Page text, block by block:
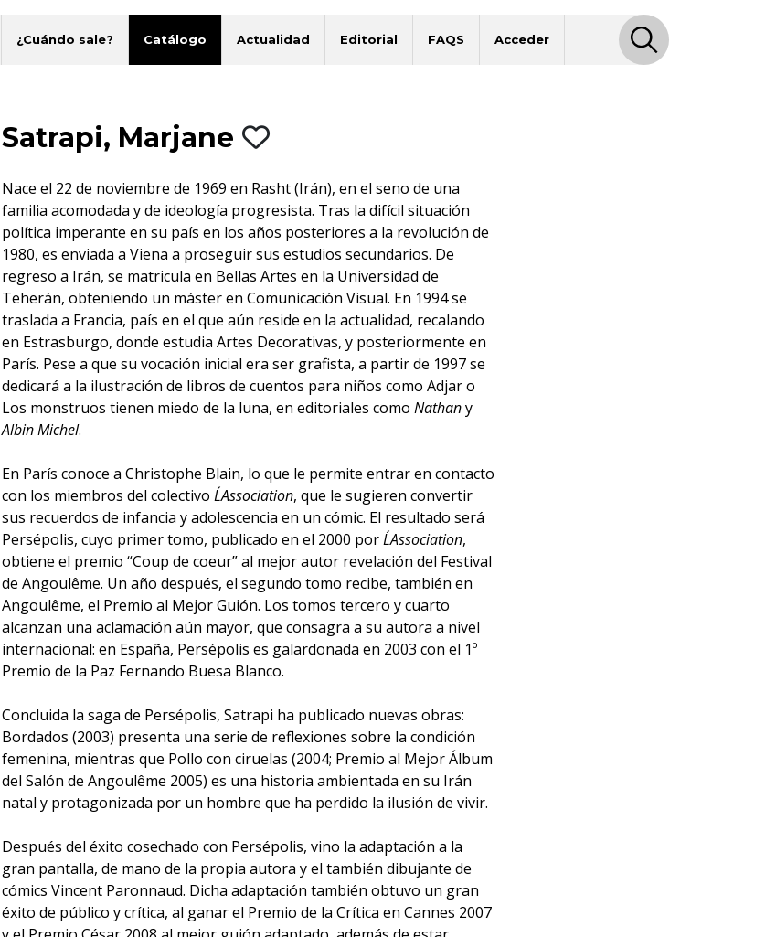
¿Cuándo sale? Catálogo Actualidad Editorial FAQS Acceder
Satrapi, Marjane
Nace el 22 de noviembre de 1969 en Rasht (Irán), en el seno de una
familia acomodada y de ideología progresista. Tras la difícil situación
política imperante en su país en los años posteriores a la revolución de
1980, es enviada a Viena a proseguir sus estudios secundarios. De
regreso a Irán, se matricula en Bellas Artes en la Universidad de
Teherán, obteniendo un máster en Comunicación Visual. En 1994 se
traslada a Francia, país en el que aún reside en la actualidad, recalando
en Estrasburgo, donde estudia Artes Decorativas, y posteriormente en
París. Pese a que su vocación inicial era ser grafista, a partir de 1997 se
dedicará a la ilustración de libros de cuentos para niños como Adjar o
Los monstruos tienen miedo de la luna, en editoriales como Nathany
Albin Michel.
En París conoce a Christophe Blain, lo que le permite entrar en contacto
con los miembros del colectivo L´Association, que le sugieren convertir
sus recuerdos de infancia y adolescencia en un cómic. El resultado será
Persépolis, cuyo primer tomo, publicado en el 2000 porL´Association,
obtiene el premio “Coup de coeur” al mejor autor revelación del Festival
de Angoulême. Un año después, el segundo tomo recibe, también en
Angoulême, el Premio al Mejor Guión. Los tomos tercero y cuarto
alcanzan una aclamación aún mayor, que consagra a su autora a nivel
internacional: en España, Persépolis es galardonada en 2003 con el 1º
Premio de la Paz Fernando Buesa Blanco.
Concluida la saga de Persépolis, Satrapi ha publicado nuevas obras:
Bordados (2003) presenta una serie de reflexiones sobre la condición
femenina, mientras que Pollo con ciruelas (2004; Premio al Mejor Álbum
del Salón de Angoulême 2005) es una historia ambientada en su Irán
natal y protagonizada por un hombre que ha perdido la ilusión de vivir.
Después del éxito cosechado con Persépolis, vino la adaptación a la
gran pantalla, de mano de la propia autora y el también dibujante de
cómics Vincent Paronnaud. Dicha adaptación también obtuvo un gran
éxito de público y crítica, al ganar el Premio de la Crítica en Cannes 2007